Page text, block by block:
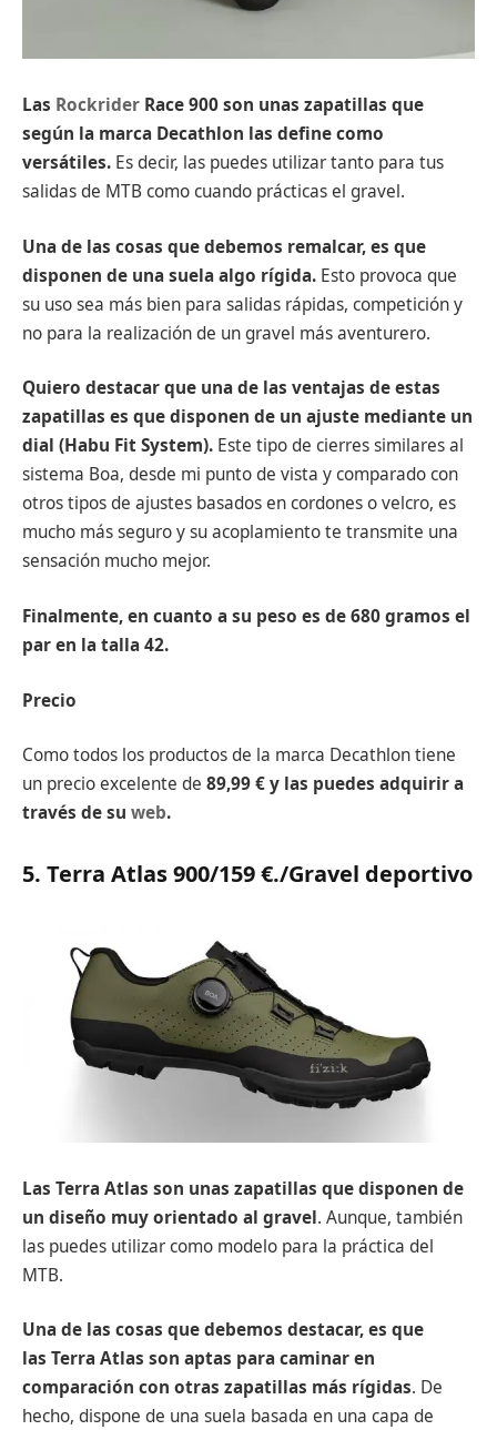
Las Rockrider Race 900 son unas zapatillas que
según la marca Decathlon las define como
versátiles. Es decir, las puedes utilizar tanto para tus
salidas de MTB como cuando prácticas el gravel.
Una de las cosas que debemos remalcar, es que
disponen de una suela algo rígida. Esto provoca que
su uso sea más bien para salidas rápidas, competición y
no para la realización de un gravel más aventurero.
Quiero destacar que una de las ventajas de estas
zapatillas es que disponen de un ajuste mediante un
dial (Habu Fit System). Este tipo de cierres similares al
sistema Boa, desde mi punto de vista y comparado con
otros tipos de ajustes basados en cordones o velcro, es
mucho más seguro y su acoplamiento te transmite una
sensación mucho mejor.
Finalmente, en cuanto a su peso es de 680 gramos el
par en la talla 42.
Precio
Como todos los productos de la marca Decathlon tiene
un precio excelente de 89,99 € y las puedes adquirir a
través de su web.
5. Terra Atlas 900/159 €./Gravel deportivo
Las Terra Atlas son unas zapatillas que disponen de
un diseño muy orientado al gravel. Aunque, también
las puedes utilizar como modelo para la práctica del
MTB.
Una de las cosas que debemos destacar, es que
las Terra Atlas son aptas para caminar en
comparación con otras zapatillas más rígidas. De
hecho, dispone de una suela basada en una capa de